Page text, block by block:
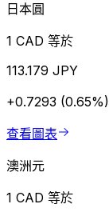
日本圓
1 CAD 等於
113.179 JPY
+0.7293 (0.65%)
查看圖表
澳洲元
1 CAD 等於